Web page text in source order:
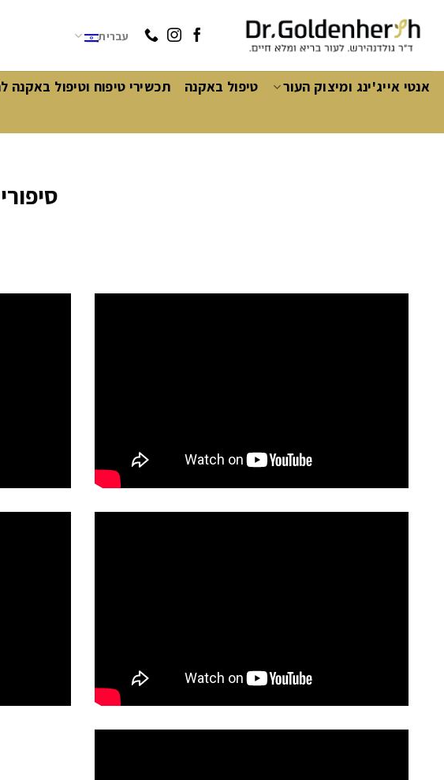
content
עברית
אנטי אייג'ינג ומיצוק העור טיפול באקנה תכשירי טיפוח וטיפול באקנה